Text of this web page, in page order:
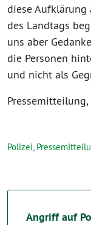
diese Aufklärung
des Landtags
uns aber
die Personen
und nicht als
Polizei,
Angriff auf